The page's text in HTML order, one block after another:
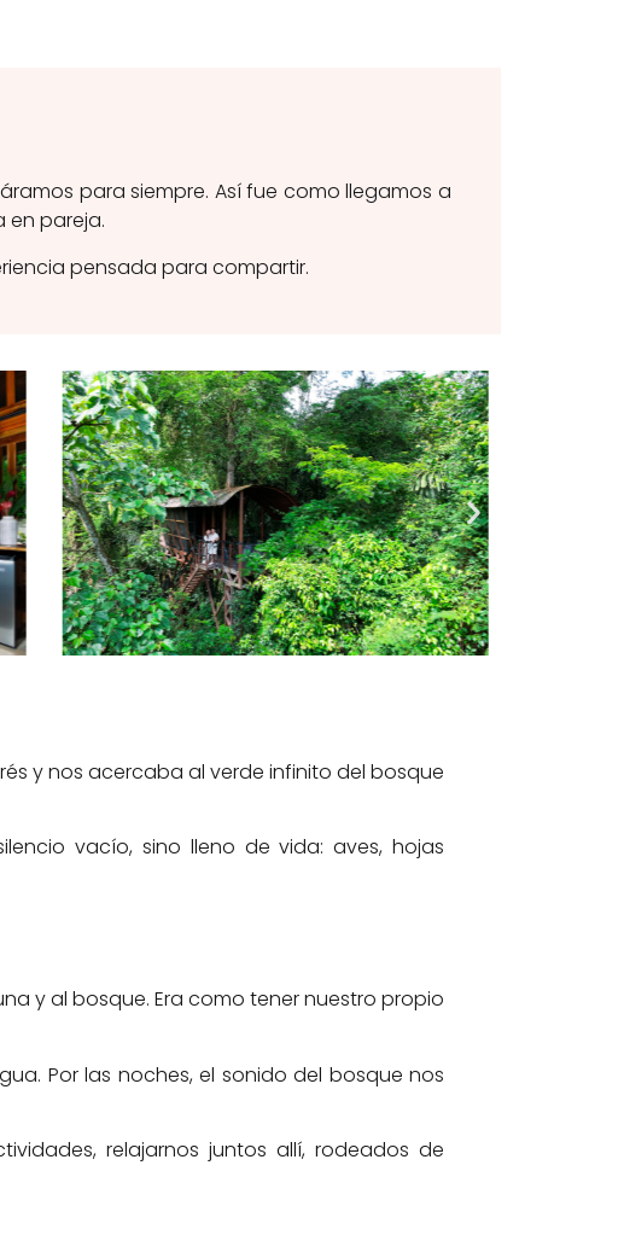
para siempre. Así fue como llegamos a
en pareja.
pensada para compartir.
y nos acercaba al verde infinito del bosque
vacío, sino lleno de vida: aves, hojas
y al bosque. Era como tener nuestro propio
Por las noches, el sonido del bosque nos
relajarnos juntos allí, rodeados de